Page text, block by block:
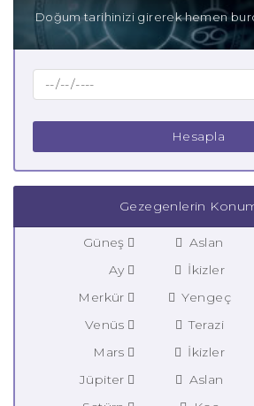
Doğum tarihinizi girerek hemen
Hesapla
Gezegenlerin
Güneş Aslan
Ay
İkizler
Merkür
Yengeç
Venüs
Terazi
Mars
İkizler
Jüpiter
Aslan